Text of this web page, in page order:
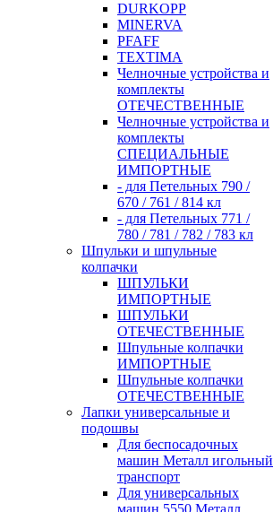
DURKOPP
MINERVA
PFAFF
TEXTIMA
Челночные устройства и
комплекты
ОТЕЧЕСТВЕННЫЕ
Челночные устройства и
комплекты
СПЕЦИАЛЬНЫЕ
ИМПОРТНЫЕ
- для Петельных 790 /
670 / 761 / 814 кл
- для Петельных 771 /
780 / 781 / 782 / 783 кл
Шпульки и шпульные
колпачки
ШПУЛЬКИ
ИМПОРТНЫЕ
ШПУЛЬКИ
ОТЕЧЕСТВЕННЫЕ
Шпульные колпачки
ИМПОРТНЫЕ
Шпульные колпачки
ОТЕЧЕСТВЕННЫЕ
Лапки универсальные и
подошвы
Для беспосадочных
машин Металл игольный
транспорт
Для универсальных
машин 5550 Металл